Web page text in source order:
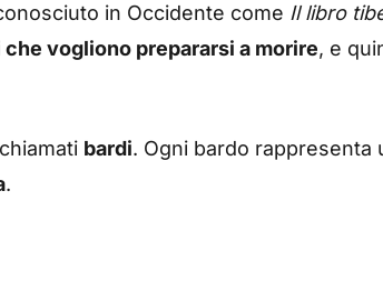
in Occidente come Il libro
vogliono prepararsi a morire, e
bardi. Ogni bardo rappresenta
.